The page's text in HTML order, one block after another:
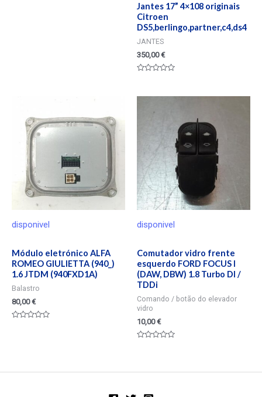
Jantes 17” 4×108 originais
Citroen
DS5,berlingo,partner,c4,ds4
JANTES
350,00€
disponivel
Módulo eletrónico ALFA
ROMEO GIULIETTA (940_)
1.6 JTDM (940FXD1A)
Balastro
80,00€
disponivel
Comutador vidro frente
esquerdo FORD FOCUS I
(DAW, DBW) 1.8 Turbo DI /
TDDi
Comando / botão do elevador
vidro
10,00€
5